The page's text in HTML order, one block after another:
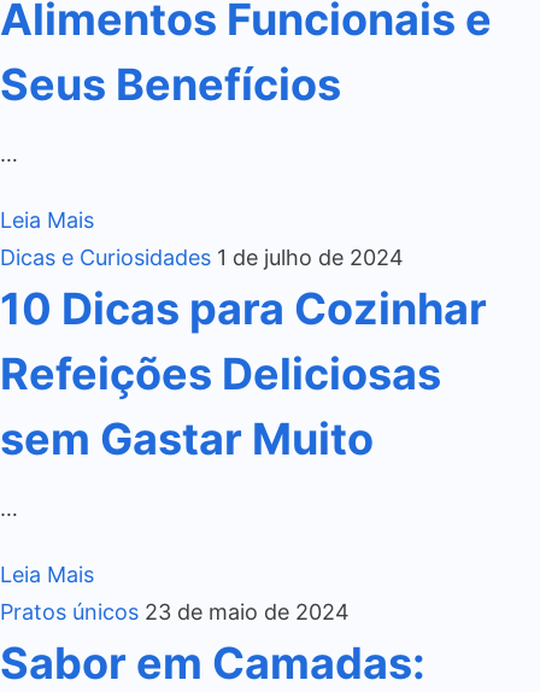
Alimentos Funcionais e
Seus Benefícios
…
Leia Mais
Dicas e Curiosidades 1 de julho de 2024
10 Dicas para Cozinhar
Refeições Deliciosas
sem Gastar Muito
…
Leia Mais
Pratos únicos 23 de maio de 2024
Sabor em Camadas: